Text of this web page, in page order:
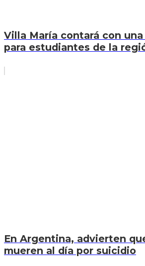
Villa María contará con
para estudiantes de la
En Argentina, advierten
mueren al día por suicidio